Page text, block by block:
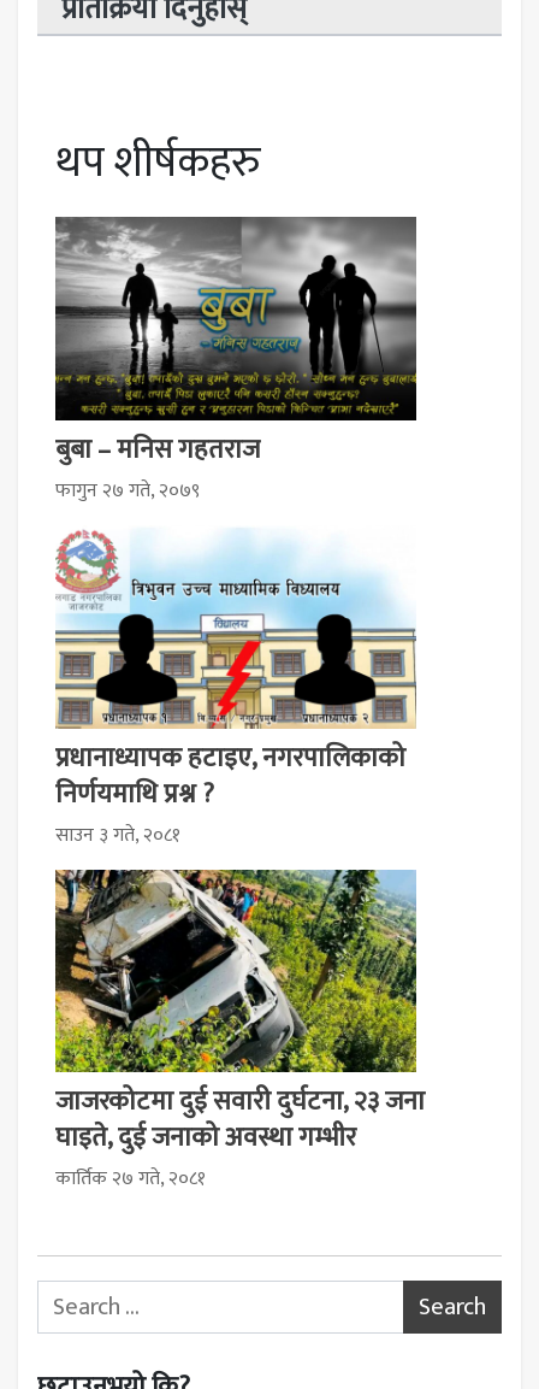
थप शीर्षकहरु
बुबा – मनिस गहतराज
फागुन २७ गते, २०७९
प्रधानाध्यापक हटाइए, नगरपालिकाको
निर्णयमाथि प्रश्न ?
साउन ३ गते, २०८१
जाजरकोटमा दुई सवारी दुर्घटना, २३ जना
घाइते, दुई जनाको अवस्था गम्भीर
कार्तिक २७ गते, २०८१
Search for: